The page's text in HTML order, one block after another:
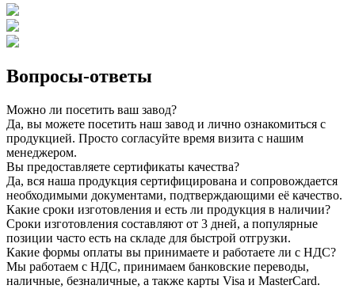
Вопросы-ответы
Можно ли посетить ваш завод?
Да, вы можете посетить наш завод и лично ознакомиться с
продукцией. Просто согласуйте время визита с нашим
менеджером.
Вы предоставляете сертификаты качества?
Да, вся наша продукция сертифицирована и сопровождается
необходимыми документами, подтверждающими её качество.
Какие сроки изготовления и есть ли продукция в наличии?
Сроки изготовления составляют от 3 дней, а популярные
позиции часто есть на складе для быстрой отгрузки.
Какие формы оплаты вы принимаете и работаете ли с НДС?
Мы работаем с НДС, принимаем банковские переводы,
наличные, безналичные, а также карты Visa и MasterCard.